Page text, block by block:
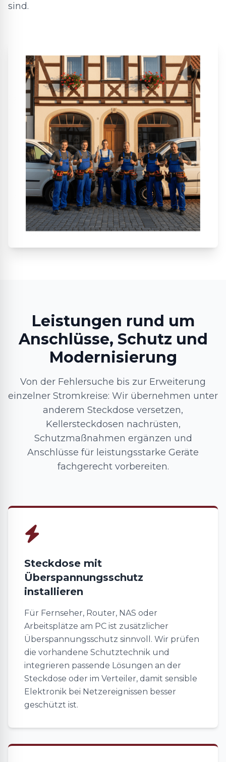
sind.
Leistungen rund um
Anschlüsse, Schutz und
Modernisierung
Von der Fehlersuche bis zur Erweiterung
einzelner Stromkreise: Wir übernehmen unter
anderem Steckdose versetzen,
Kellersteckdosen nachrüsten,
Schutzmaßnahmen ergänzen und
Anschlüsse für leistungsstarke Geräte
fachgerecht vorbereiten.
Steckdose mit
Überspannungsschutz
installieren
Für Fernseher, Router, NAS oder
Arbeitsplätze am PC ist zusätzlicher
Überspannungsschutz sinnvoll. Wir prüfen
die vorhandene Schutztechnik und
integrieren passende Lösungen an der
Steckdose oder im Verteiler, damit sensible
Elektronik bei Netzereignissen besser
geschützt ist.